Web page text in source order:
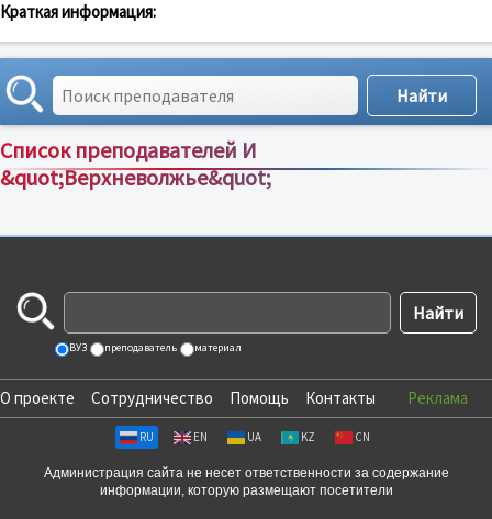
Краткая информация:
Список преподавателей И
&quot;Верхневолжье&quot;
ВУЗ преподаватель материал
О проекте Сотрудничество Помощь Контакты Реклама
RU EN UA KZ CN
Администрация сайта не несет ответственности за содержание
информации, которую размещают посетители